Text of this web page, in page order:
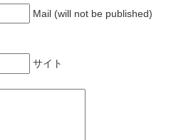
Mail (will not be published)
サイト